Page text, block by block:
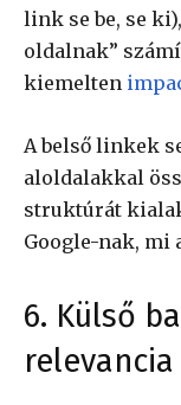
link se be, se
oldalnak”
kiemelten
A belső linkek
aloldalakkal
struktúrát
Google-nak, mi
6. Külső
relevancia